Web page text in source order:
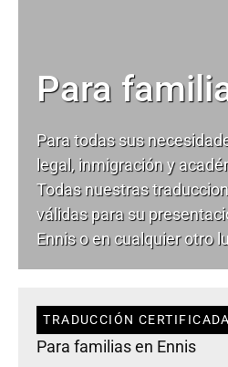
Para
Para todas sus
legal, inmigración y
Todas nuestras
válidas para su
Ennis o en cualquier otro
TRADUCCIÓN CERTIFICADA
Para familias en Ennis